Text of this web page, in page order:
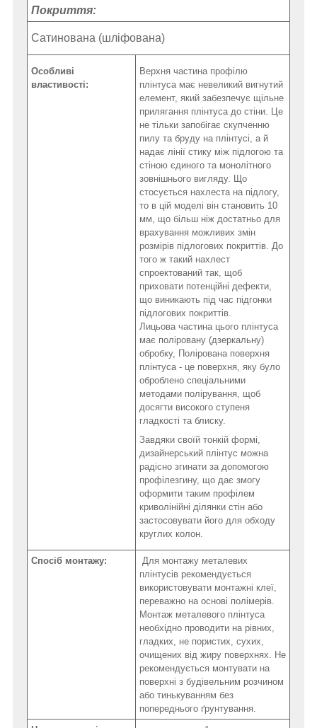
Покриття:
Сатинована (шліфована)
Особливі
властивості:
Верхня частина профілю
плінтуса має невеликий вигнутий
елемент, який забезпечує щільне
прилягання плінтуса до стіни. Це
не тільки запобігає скупченню
пилу та бруду на плінтусі, а й
надає лінії стику між підлогою та
стіною єдиного та монолітного
зовнішнього вигляду. Що
стосується нахлеста на підлогу,
то в цій моделі він становить 10
мм, що більш ніж достатньо для
врахування можливих змін
розмірів підлогових покриттів. До
того ж такий нахлест
спроектований так, щоб
приховати потенційні дефекти,
що виникають під час підгонки
підлогових покриттів.
Лицьова частина цього плінтуса
має поліровану (дзеркальну)
обробку, Полірована поверхня
плінтуса - це поверхня, яку було
оброблено спеціальними
методами полірування, щоб
досягти високого ступеня
гладкості та блиску.
Завдяки своїй тонкій формі,
дизайнерський плінтус можна
радісно згинати за допомогою
профілезгину, що дає змогу
оформити таким профілем
криволінійні ділянки стін або
застосовувати його для обходу
круглих колон.
Спосіб монтажу:
Для монтажу металевих
плінтусів рекомендується
використовувати монтажні клеї,
переважно на основі полімерів.
Монтаж металевого плінтуса
необхідно проводити на рівних,
гладких, не пористих, сухих,
очищених від жиру поверхнях. Не
рекомендується монтувати на
поверхні з будівельним розчином
або тинькуванням без
попереднього ґрунтування.